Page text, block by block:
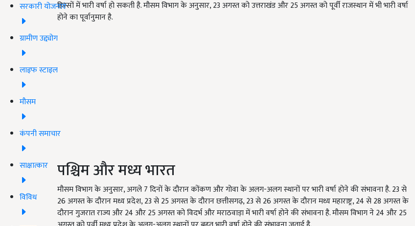
सरकारी योजनाएं
ग्रामीण उद्द्योग
लाइफ स्टाइल
मौसम
कंपनी समाचार
साक्षात्कार
विविध
हिस्सों में भारी वर्षा हो सकती है. मौसम विभाग के अनुसार, 23 अगस्त को उत्तराखंड और 25 अगस्त को पूर्वी राजस्थान में भी भारी वर्षा
होने का पूर्वानुमान है.
पश्चिम और मध्य भारत
मौसम विभाग के अनुसार, अगले 7 दिनों के दौरान कोंकण और गोवा के अलग-अलग स्थानों पर भारी वर्षा होने की संभावना है. 23 से
26 अगस्त के दौरान मध्य प्रदेश, 23 से 25 अगस्त के दौरान छत्तीसगढ़, 23 से 26 अगस्त के दौरान मध्य महाराष्ट्र, 24 से 28 अगस्त के
दौरान गुजरात राज्य और 24 और 25 अगस्त को विदर्भ और मराठवाड़ा में भारी वर्षा होने की संभावना है. मौसम विभाग ने 24 और 25